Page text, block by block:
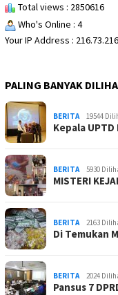
Total views : 2850616
Who's Online : 4
Your IP Address :
PALING BANYAK
BERITA 19544
Kepala
BERITA 5930
MISTERI
BERITA 2163
Di Temukan
BERITA 2024
Pansus 7